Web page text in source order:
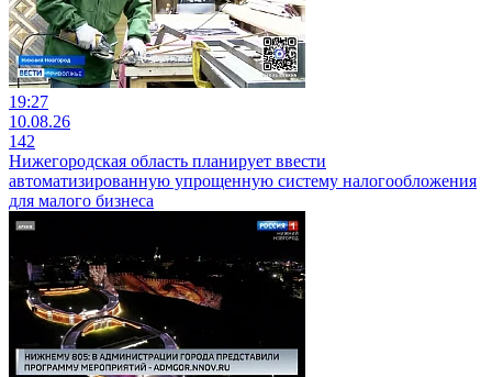
19:27
10.08.26
142
Нижегородская область планирует ввести
автоматизированную упрощенную систему налогообложения
для малого бизнеса